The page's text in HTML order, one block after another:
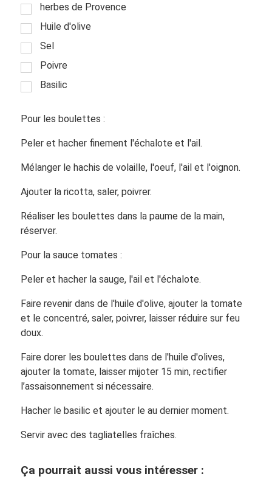
herbes de Provence
Huile d'olive
Sel
Poivre
Basilic
Pour les boulettes :
Peler et hacher finement l'échalote et l'ail.
Mélanger le hachis de volaille, l'oeuf, l'ail et l'oignon.
Ajouter la ricotta, saler, poivrer.
Réaliser les boulettes dans la paume de la main,
réserver.
Pour la sauce tomates :
Peler et hacher la sauge, l'ail et l'échalote.
Faire revenir dans de l'huile d'olive, ajouter la tomate
et le concentré, saler, poivrer, laisser réduire sur feu
doux.
Faire dorer les boulettes dans de l'huile d'olives,
ajouter la tomate, laisser mijoter 15 min, rectifier
l’assaisonnement si nécessaire.
Hacher le basilic et ajouter le au dernier moment.
Servir avec des tagliatelles fraîches.
Ça pourrait aussi vous intéresser :